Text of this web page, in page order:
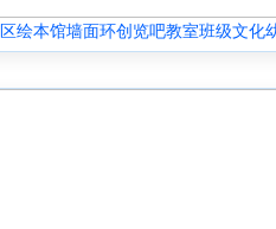
绘本馆墙面环创览吧教室班级文化